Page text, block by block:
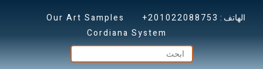
الهاتف : +201022088753
Our Art Samples
Cordiana System